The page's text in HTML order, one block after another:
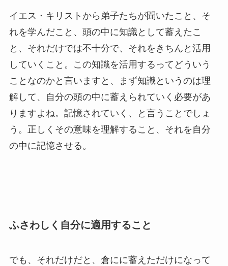
イエス・キリストから弟子たちが聞いたこと、そ
れを学んだこと、頭の中に知識として蓄えたこ
と、それだけでは不十分で、それをきちんと活用
していくこと。この知識を活用するってどういう
ことなのかと言いますと、まず知識というのは理
解して、自分の頭の中に蓄えられていく必要があ
りますよね。記憶されていく、と言うことでしょ
う。正しくその意味を理解すること、それを自分
の中に記憶させる。
ふさわしく自分に適用すること
でも、それだけだと、倉にに蓄えただけになって